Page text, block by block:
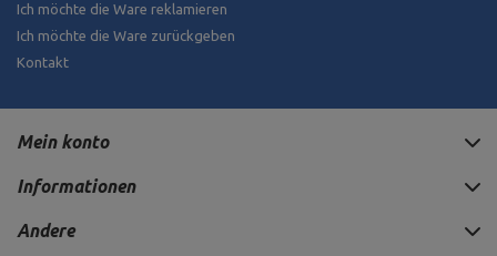
Ich möchte die Ware reklamieren
Ich möchte die Ware zurückgeben
Kontakt
Mein konto
Informationen
Andere